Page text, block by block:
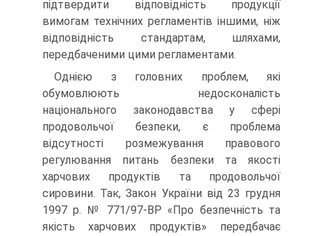
підтвердити відповідність продукції
вимогам технічних регламентів іншими, ніж
відповідність стандартам, шляхами,
передбаченими цими регламентами.
Однією з головних проблем, які
обумовлюють недосконалість
національного законодавства у сфері
продовольчої безпеки, є проблема
відсутності розмежування правового
регулювання питань безпеки та якості
харчових продуктів та продовольчої
сировини. Так, Закон України від 23 грудня
1997 р. № 771/97-ВР «Про безпечність та
якість харчових продуктів» передбачає